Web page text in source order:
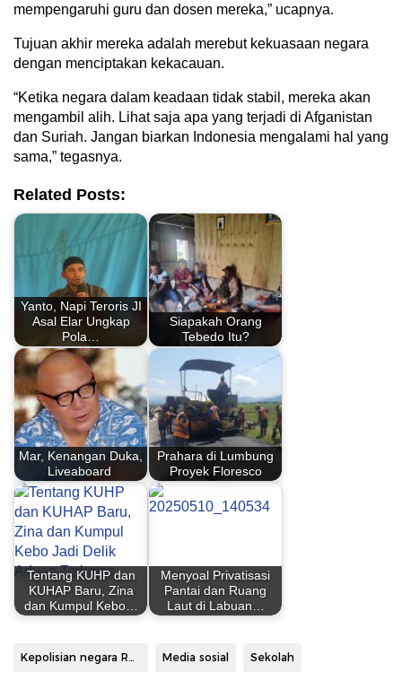
mempengaruhi guru dan dosen mereka,” ucapnya.
Tujuan akhir mereka adalah merebut kekuasaan negara
dengan menciptakan kekacauan.
“Ketika negara dalam keadaan tidak stabil, mereka akan
mengambil alih. Lihat saja apa yang terjadi di Afganistan
dan Suriah. Jangan biarkan Indonesia mengalami hal yang
sama,” tegasnya.
Related Posts:
Yanto, Napi Teroris JI
Asal Elar Ungkap
Pola…
Siapakah Orang
Tebedo Itu?
Mar, Kenangan Duka,
Liveaboard
Prahara di Lumbung
Proyek Floresco
Tentang KUHP dan
KUHAP Baru, Zina
dan Kumpul Kebo…
Menyoal Privatisasi
Pantai dan Ruang
Laut di Labuan…
Kepolisian negara Republik Indonesia Media sosial Sekolah